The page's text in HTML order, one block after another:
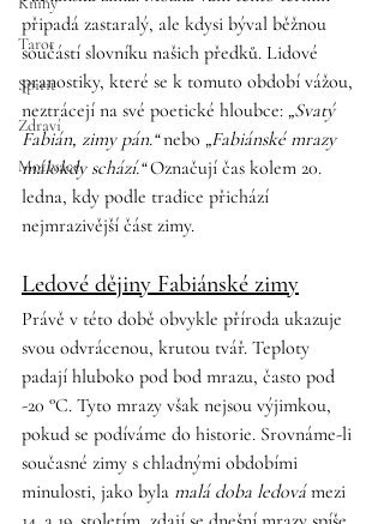
Tarot
Spirit
Zdraví
Motivace
připadá zastaralý, ale kdysi býval běžnou
součástí slovníku našich předků. Lidové
pranostiky, které se k tomuto období vážou,
neztrácejí na své poetické hloubce: „Svatý
Fabián, zimy pán.“ nebo „Fabiánské mrazy
málokdy schází.“ Označují čas kolem 20.
ledna, kdy podle tradice přichází
nejmrazivější část zimy.
Ledové dějiny Fabiánské zimy
Právě v této době obvykle příroda ukazuje
svou odvrácenou, krutou tvář. Teploty
padají hluboko pod bod mrazu, často pod
-20 °C. Tyto mrazy však nejsou výjimkou,
pokud se podíváme do historie. Srovnáme-li
současné zimy s chladnými obdobími
minulosti, jako byla malá doba ledová mezi